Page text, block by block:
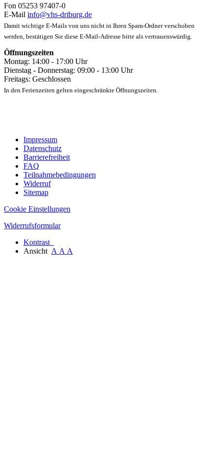
Fon 05253 97407-0
E-Mail info@vhs-driburg.de
Damit wichtige E-Mails von uns nicht in Ihren Spam-Ordner verschoben
werden, bestätigen Sie diese E-Mail-Adresse bitte als vertrauenswürdig.
Öffnungszeiten
Montag: 14:00 - 17:00 Uhr
Dienstag - Donnerstag: 09:00 - 13:00 Uhr
Freitags: Geschlossen
In den Ferienzeiten gelten eingeschränkte Öffnungszeiten.
Impressum
Datenschutz
Barrierefreiheit
FAQ
Teilnahmebedingungen
Widerruf
Sitemap
Cookie Einstellungen
Widerrufsformular
Kontrast
Ansicht A A A